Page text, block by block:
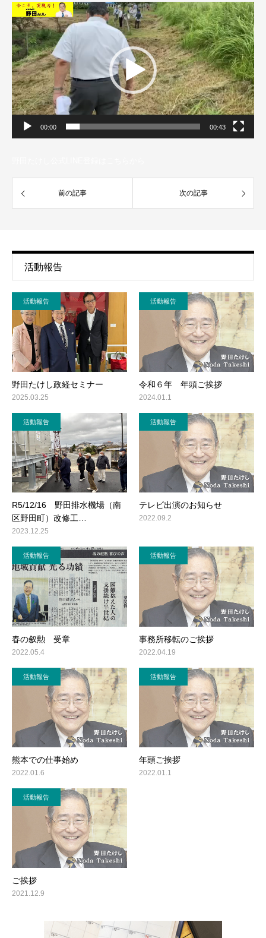
動
プ
レ
ー
ヤ
ー
00:00 00:43
前の記事 次の記事
活動報告
活動報告
野田たけし政経セミナー
2025.03.25
活動報告
令和６年 年頭ご挨拶
2024.01.1
活動報告
R5/12/16 野田排水機場（南
区野田町）改修工…
2023.12.25
活動報告
テレビ出演のお知らせ
2022.09.2
活動報告
春の叙勲 受章
2022.05.4
活動報告
事務所移転のご挨拶
2022.04.19
活動報告
熊本での仕事始め
2022.01.6
活動報告
年頭ご挨拶
2022.01.1
活動報告
ご挨拶
2021.12.9